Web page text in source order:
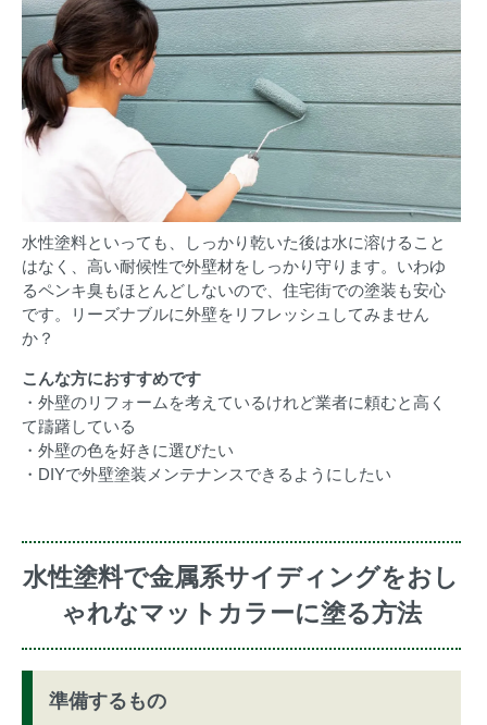
水性塗料といっても、しっかり乾いた後は水に溶けること
はなく、高い耐候性で外壁材をしっかり守ります。いわゆ
るペンキ臭もほとんどしないので、住宅街での塗装も安心
です。リーズナブルに外壁をリフレッシュしてみません
か？
こんな方におすすめです
・外壁のリフォームを考えているけれど業者に頼むと高く
て躊躇している
・外壁の色を好きに選びたい
・DIYで外壁塗装メンテナンスできるようにしたい
水性塗料で金属系サイディングをおし
ゃれなマットカラーに塗る方法
準備するもの